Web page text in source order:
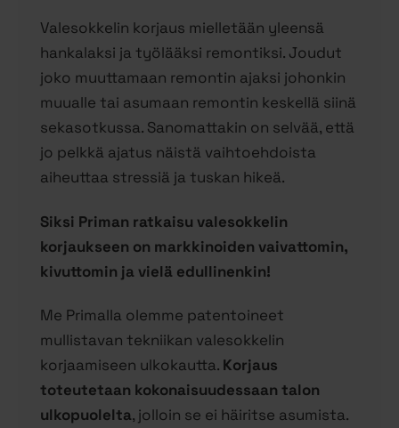
Valesokkelin korjaus mielletään yleensä
hankalaksi ja työlääksi remontiksi. Joudut
joko muuttamaan remontin ajaksi johonkin
muualle tai asumaan remontin keskellä siinä
sekasotkussa. Sanomattakin on selvää, että
jo pelkkä ajatus näistä vaihtoehdoista
aiheuttaa stressiä ja tuskan hikeä.
Siksi Priman ratkaisu valesokkelin
korjaukseen on markkinoiden vaivattomin,
kivuttomin ja vielä edullinenkin!
Me Primalla olemme patentoineet
mullistavan tekniikan valesokkelin
korjaamiseen ulkokautta. Korjaus
toteutetaan kokonaisuudessaan talon
ulkopuolelta, jolloin se ei häiritse asumista.